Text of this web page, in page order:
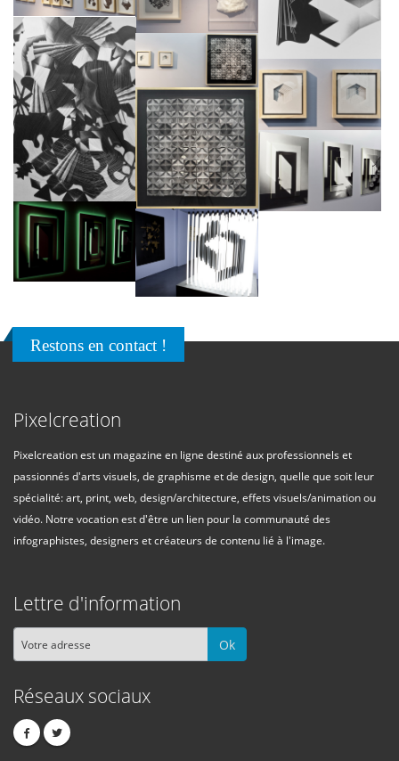
Restons en contact !
Pixelcreation
Pixelcreation est un magazine en ligne destiné aux professionnels et
passionnés d'arts visuels, de graphisme et de design, quelle que soit leur
spécialité: art, print, web, design/architecture, effets visuels/animation ou
vidéo. Notre vocation est d'être un lien pour la communauté des
infographistes, designers et créateurs de contenu lié à l'image.
Lettre d'information
Ok
Réseaux sociaux